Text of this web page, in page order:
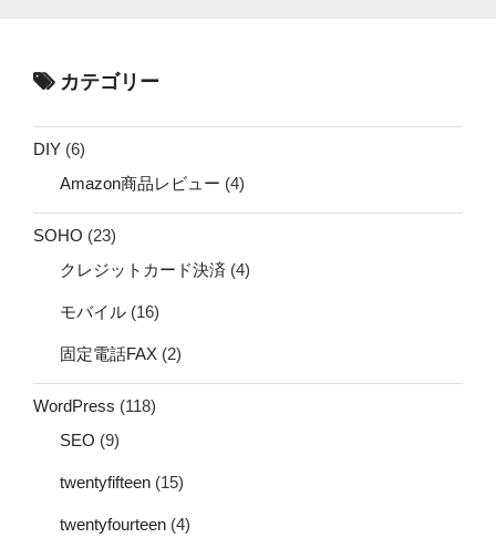
カテゴリー
DIY (6)
Amazon商品レビュー (4)
SOHO (23)
クレジットカード決済 (4)
モバイル (16)
固定電話FAX (2)
WordPress (118)
SEO (9)
twentyfifteen (15)
twentyfourteen (4)